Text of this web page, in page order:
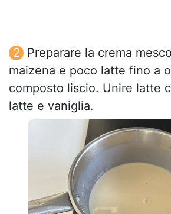
Preparare la crema
maizena e poco latte fino a
composto liscio. Unire latte
latte e vaniglia.